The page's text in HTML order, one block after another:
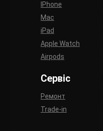
IPhone
Mac
iPad
Apple Watch
Airpods
Сервіс
Ремонт
Trade-in